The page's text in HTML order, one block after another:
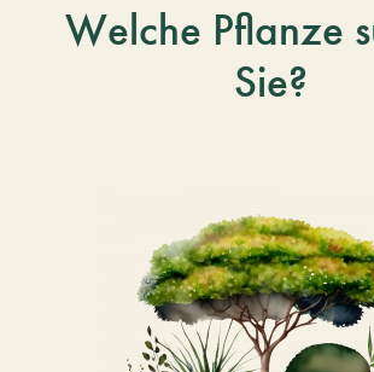
Welche Pflanze
Sie?